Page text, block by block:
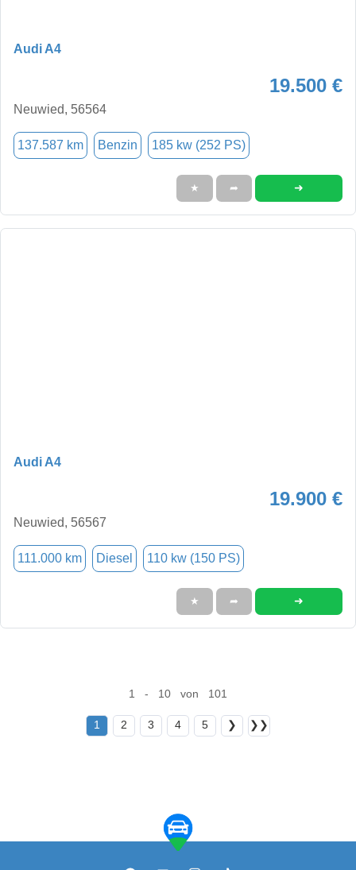
Audi A4
19.500 €
Neuwied, 56564
137.587 km Benzin 185 kw (252 PS)
★ ➦ ➜
Audi A4
19.900 €
Neuwied, 56567
111.000 km Diesel 110 kw (150 PS)
★ ➦ ➜
1 - 10 von 101
1 2 3 4 5 ❯ ❯❯